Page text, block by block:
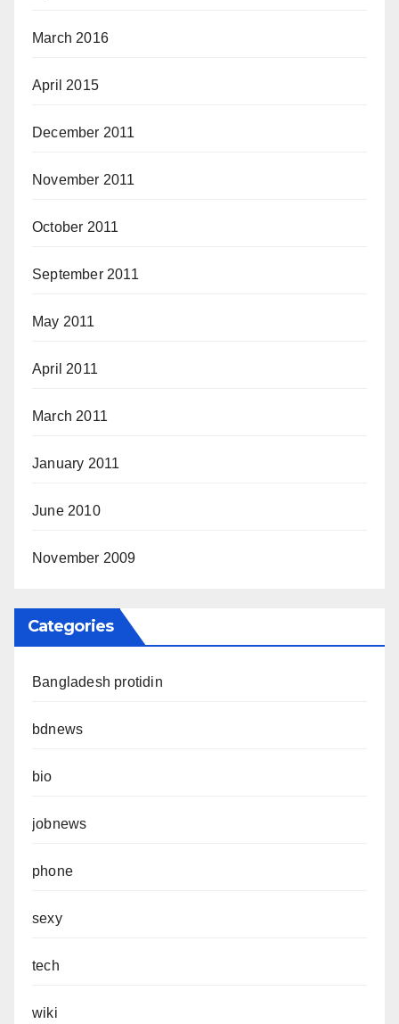
March 2016
April 2015
December 2011
November 2011
October 2011
September 2011
May 2011
April 2011
March 2011
January 2011
June 2010
November 2009
Categories
Bangladesh protidin
bdnews
bio
jobnews
phone
sexy
tech
wiki